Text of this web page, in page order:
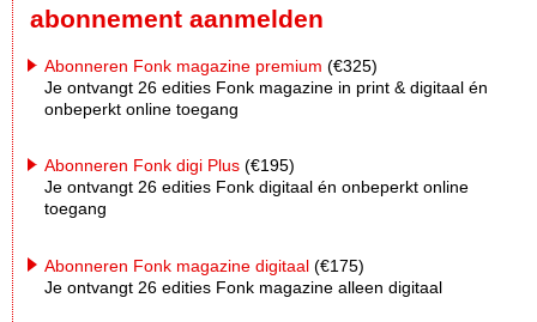
abonnement aanmelden
Abonneren Fonk magazine premium (€325)
Je ontvangt 26 edities Fonk magazine in print & digitaal én
onbeperkt online toegang
Abonneren Fonk digi Plus (€195)
Je ontvangt 26 edities Fonk digitaal én onbeperkt online
toegang
Abonneren Fonk magazine digitaal (€175)
Je ontvangt 26 edities Fonk magazine alleen digitaal